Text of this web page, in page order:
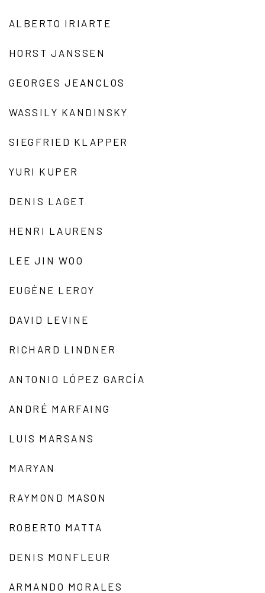
ALBERTO IRIARTE
HORST JANSSEN
GEORGES JEANCLOS
WASSILY KANDINSKY
SIEGFRIED KLAPPER
YURI KUPER
DENIS LAGET
HENRI LAURENS
LEE JIN WOO
EUGÈNE LEROY
DAVID LEVINE
RICHARD LINDNER
ANTONIO LÓPEZ GARCÍA
ANDRÉ MARFAING
LUIS MARSANS
MARYAN
RAYMOND MASON
ROBERTO MATTA
DENIS MONFLEUR
ARMANDO MORALES